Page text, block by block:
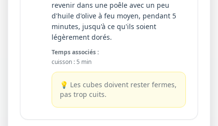
revenir dans une poêle avec un peu
d'huile d'olive à feu moyen, pendant 5
minutes, jusqu'à ce qu'ils soient
légèrement dorés.
Temps associés :
cuisson : 5 min
💡 Les cubes doivent rester fermes,
pas trop cuits.